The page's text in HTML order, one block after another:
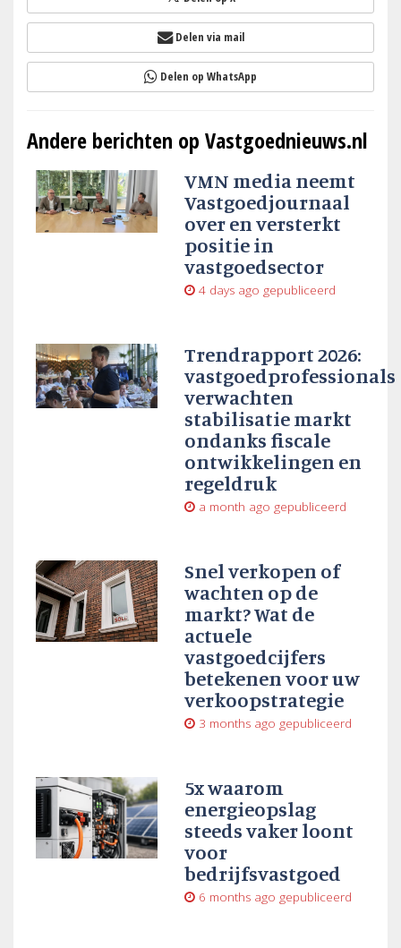
Delen via mail
Delen op WhatsApp
Andere berichten op Vastgoednieuws.nl
VMN media neemt
Vastgoedjournaal
over en versterkt
positie in
vastgoedsector
4 days ago gepubliceerd
Trendrapport 2026:
vastgoedprofessionals
verwachten
stabilisatie markt
ondanks fiscale
ontwikkelingen en
regeldruk
a month ago gepubliceerd
Snel verkopen of
wachten op de
markt? Wat de
actuele
vastgoedcijfers
betekenen voor uw
verkoopstrategie
3 months ago gepubliceerd
5x waarom
energieopslag
steeds vaker loont
voor
bedrijfsvastgoed
6 months ago gepubliceerd